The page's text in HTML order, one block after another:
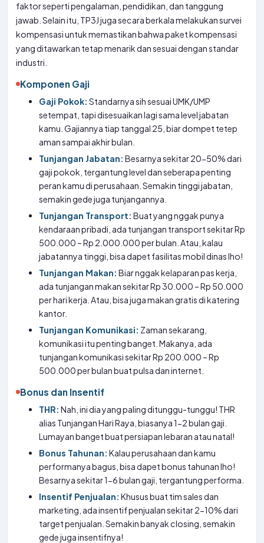
faktor seperti pengalaman, pendidikan, dan tanggung
jawab. Selain itu, TP3J juga secara berkala melakukan survei
kompensasi untuk memastikan bahwa paket kompensasi
yang ditawarkan tetap menarik dan sesuai dengan standar
industri.
Komponen Gaji
Gaji Pokok: Standarnya sih sesuai UMK/UMP
setempat, tapi disesuaikan lagi sama level jabatan
kamu. Gajiannya tiap tanggal 25, biar dompet tetep
aman sampai akhir bulan.
Tunjangan Jabatan: Besarnya sekitar 20-50% dari
gaji pokok, tergantung level dan seberapa penting
peran kamu di perusahaan. Semakin tinggi jabatan,
semakin gede juga tunjangannya.
Tunjangan Transport: Buat yang nggak punya
kendaraan pribadi, ada tunjangan transport sekitar Rp
500.000 – Rp 2.000.000 per bulan. Atau, kalau
jabatannya tinggi, bisa dapet fasilitas mobil dinas lho!
Tunjangan Makan: Biar nggak kelaparan pas kerja,
ada tunjangan makan sekitar Rp 30.000 – Rp 50.000
per hari kerja. Atau, bisa juga makan gratis di katering
kantor.
Tunjangan Komunikasi: Zaman sekarang,
komunikasi itu penting banget. Makanya, ada
tunjangan komunikasi sekitar Rp 200.000 – Rp
500.000 per bulan buat pulsa dan internet.
Bonus dan Insentif
THR: Nah, ini dia yang paling ditunggu-tunggu! THR
alias Tunjangan Hari Raya, biasanya 1-2 bulan gaji.
Lumayan banget buat persiapan lebaran atau natal!
Bonus Tahunan: Kalau perusahaan dan kamu
performanya bagus, bisa dapet bonus tahunan lho!
Besarnya sekitar 1-6 bulan gaji, tergantung performa.
Insentif Penjualan: Khusus buat tim sales dan
marketing, ada insentif penjualan sekitar 2-10% dari
target penjualan. Semakin banyak closing, semakin
gede juga insentifnya!